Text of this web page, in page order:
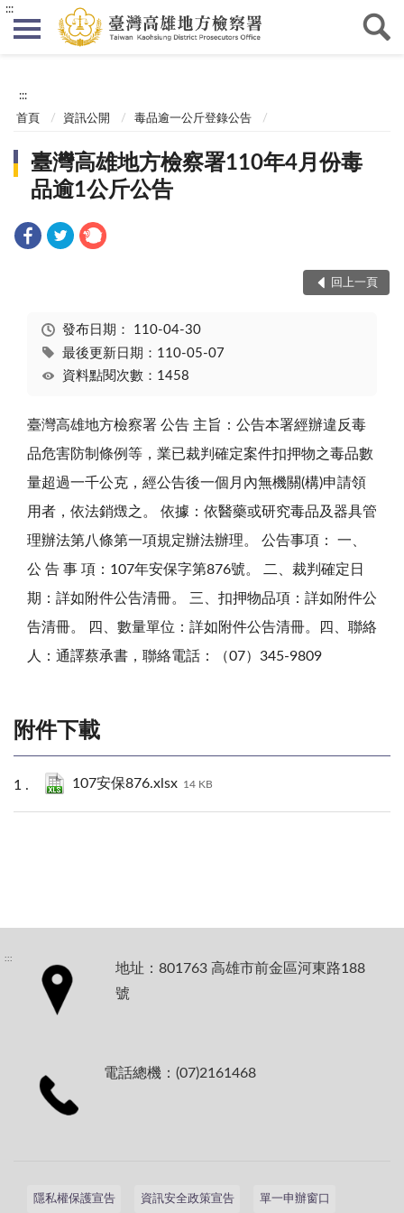
:::
:::
首頁 資訊公開 毒品逾一公斤登錄公告
臺灣高雄地方檢察署110年4月份毒
品逾1公斤公告
回上一頁
發布日期： 110-04-30
最後更新日期：110-05-07
資料點閱次數：1458
臺灣高雄地方檢察署 公告 主旨：公告本署經辦違反毒
品危害防制條例等，業已裁判確定案件扣押物之毒品數
量超過一千公克，經公告後一個月內無機關(構)申請領
用者，依法銷燬之。 依據：依醫藥或研究毒品及器具管
理辦法第八條第一項規定辦法辦理。 公告事項： 一、
公 告 事 項：107年安保字第876號。 二、裁判確定日
期：詳如附件公告清冊。 三、扣押物品項：詳如附件公
告清冊。 四、數量單位：詳如附件公告清冊。四、聯絡
人：通譯蔡承書，聯絡電話：（07）345-9809
附件下載
107安保876.xlsx 14 KB
:::
地址：801763 高雄市前金區河東路188
號
電話總機：(07)2161468
隱私權保護宣告 資訊安全政策宣告 單一申辦窗口